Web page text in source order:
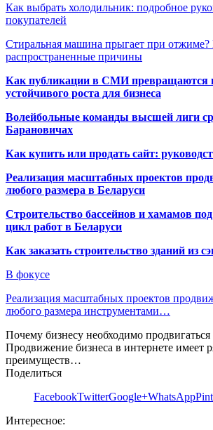
Как выбрать холодильник: подробное
покупателей
Стиральная машина прыгает при отжиме?
распространенные причины
Как публикации в СМИ превращаются
устойчивого роста для бизнеса
Волейбольные команды высшей лиги
Барановичах
Как купить или продать сайт:
Реализация масштабных проектов
любого размера в Беларуси
Строительство бассейнов и хамамов
цикл работ в Беларуси
Как заказать строительство зданий из
В фокусе
Реализация масштабных проектов
любого размера инструментами…
Почему бизнесу необходимо продвигаться
Продвижение бизнеса в интернете имеет
преимуществ…
Поделиться
FacebookTwitterGoogle+WhatsApp
Интересное: